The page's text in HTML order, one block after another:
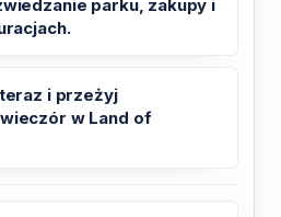
parku, zakupy i
i przeżyj
w Land of